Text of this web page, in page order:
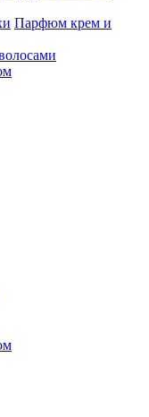
Парфюм крем и